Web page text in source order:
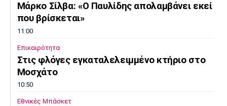
Μουσική
Στήλες
Cine Spot
Running
Ιωνικός Κηφισιά Πανσερραϊκός
Μάρκο Σίλβα: «Ο Παυλίδης απολαμβάνει εκεί
που βρίσκεται»
11:00
Επικαιρότητα
Στις φλόγες εγκαταλελειμμένο κτήριο στο
Μοσχάτο
10:50
Εθνικές Μπάσκετ